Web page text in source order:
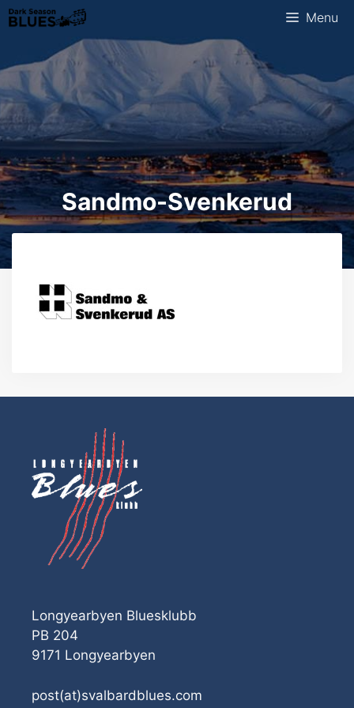
Skip
to
content
Menu
Sandmo-Svenkerud
Longyearbyen Bluesklubb
PB 204
9171 Longyearbyen
post(at)svalbardblues.com